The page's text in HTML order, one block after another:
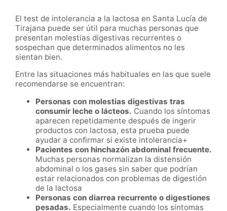
El test de intolerancia a la lactosa en Santa Lucía de
Tirajana puede ser útil para muchas personas que
presentan molestias digestivas recurrentes o
sospechan que determinados alimentos no les
sientan bien.
Entre las situaciones más habituales en las que suele
recomendarse se encuentran:
Personas con molestias digestivas tras
consumir leche o lácteos. Cuando los síntomas
aparecen repetidamente después de ingerir
productos con lactosa, esta prueba puede
ayudar a confirmar si existe intolerancia+
Pacientes con hinchazón abdominal frecuente.
Muchas personas normalizan la distensión
abdominal o los gases sin saber que podrían
estar relacionados con problemas de digestión
de la lactosa
Personas con diarrea recurrente o digestiones
pesadas. Especialmente cuando los síntomas